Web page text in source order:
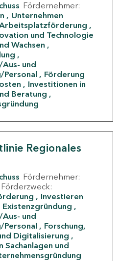
Fördernehmer:
Unternehmen
und Technologie
Wachsen
und
Förderung
Investitionen in
Beratung
Regionales
Fördernehmer:
Förderzweck:
Investieren
Existenzgründung
und
Forschung,
Digitalisierung
Sachanlagen und